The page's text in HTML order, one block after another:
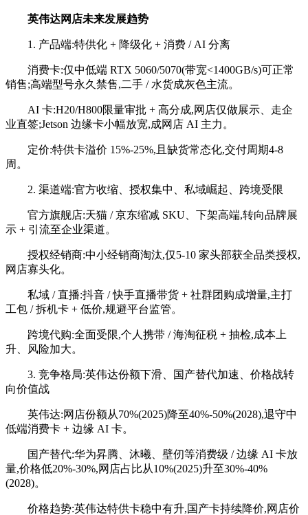
英伟达网店未来发展趋势
1. 产品端:特供化 + 降级化 + 消费 / AI 分离
消费卡:仅中低端 RTX 5060/5070(带宽<1400GB/s)可正常
销售;高端型号永久禁售,二手 / 水货成灰色主流。
AI 卡:H20/H800限量审批 + 高分成,网店仅做展示、走企
业直签;Jetson 边缘卡小幅放宽,成网店 AI 主力。
定价:特供卡溢价 15%-25%,且缺货常态化,交付周期4-8
周。
2. 渠道端:官方收缩、授权集中、私域崛起、跨境受限
官方旗舰店:天猫 / 京东缩减 SKU、下架高端,转向品牌展
示 + 引流至企业渠道。
授权经销商:中小经销商淘汰,仅5-10 家头部获全品类授权,
网店寡头化。
私域 / 直播:抖音 / 快手直播带货 + 社群团购成增量,主打
工包 / 拆机卡 + 低价,规避平台监管。
跨境代购:全面受限,个人携带 / 海淘征税 + 抽检,成本上
升、风险加大。
3. 竞争格局:英伟达份额下滑、国产替代加速、价格战转
向价值战
英伟达:网店份额从70%(2025)降至40%-50%(2028),退守中
低端消费卡 + 边缘 AI 卡。
国产替代:华为昇腾、沐曦、壁仞等消费级 / 边缘 AI 卡放
量,价格低20%-30%,网店占比从10%(2025)升至30%-40%
(2028)。
价格趋势:英伟达特供卡稳中有升,国产卡持续降价,网店价